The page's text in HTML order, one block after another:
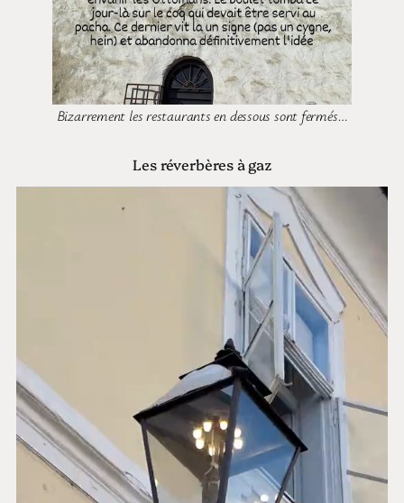
Bizarrement les restaurants en dessous sont fermés…
Les réverbères à gaz